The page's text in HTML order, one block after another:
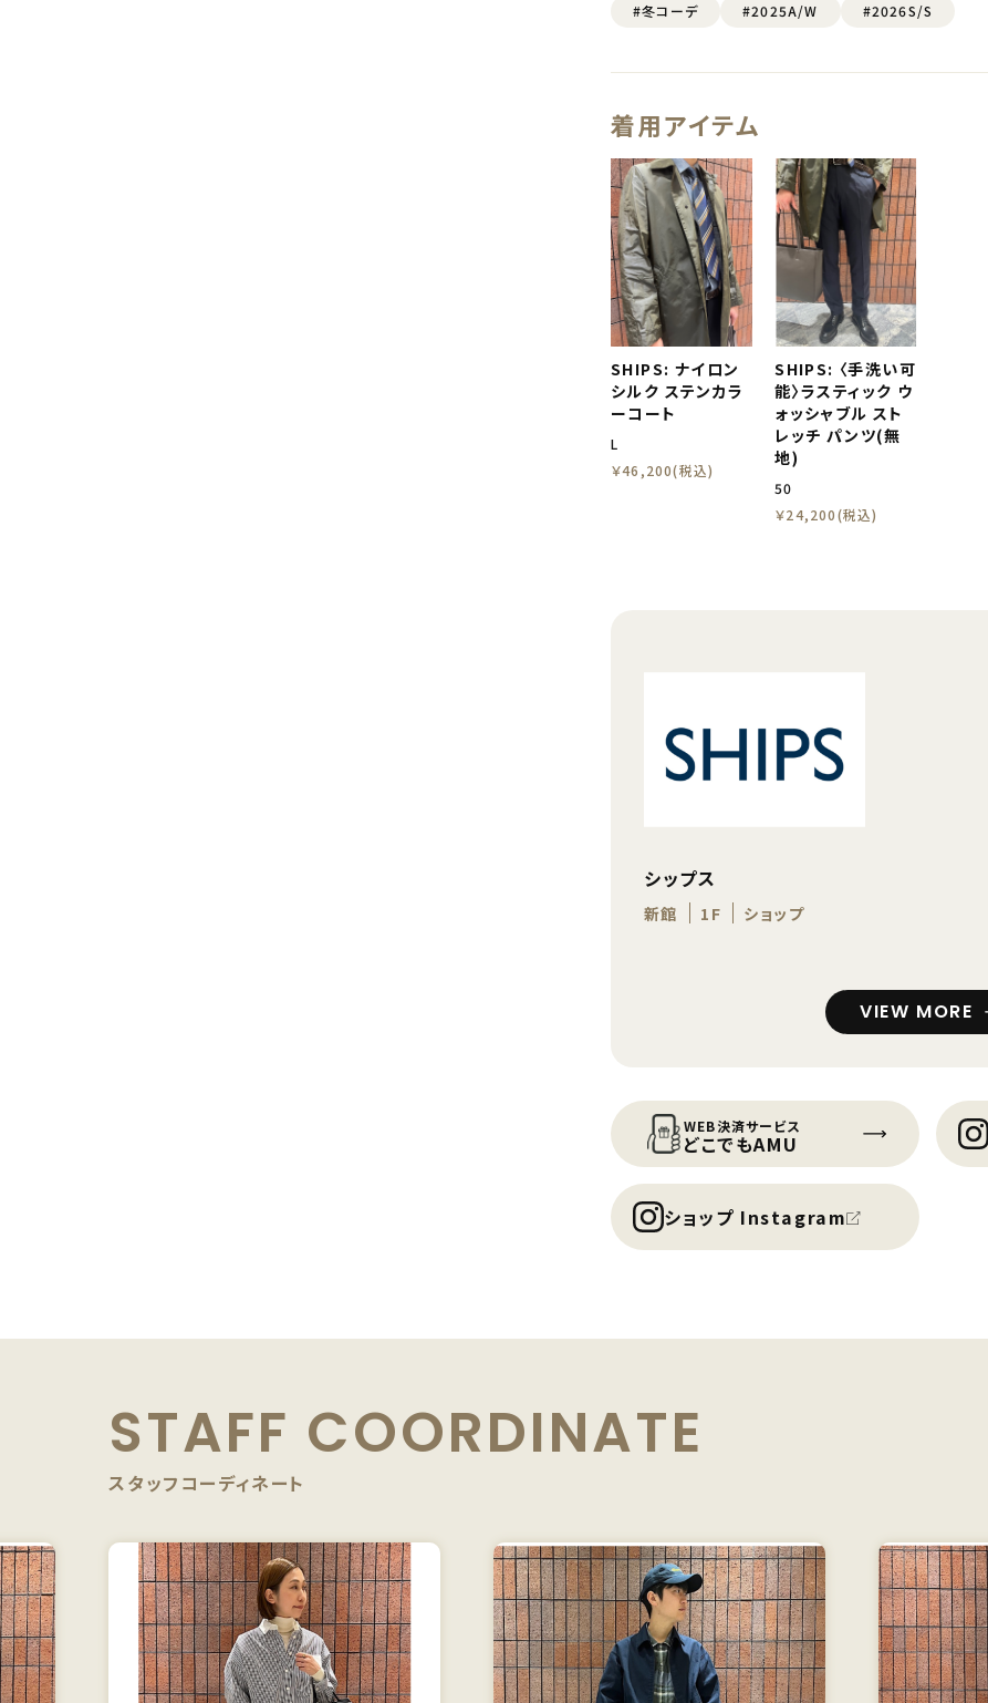
#冬コーデ #2025A/W #2026S/S
着用アイテム
SHIPS: ナイロン
シルク ステンカラ
ーコート
L
￥46,200(税込)
SHIPS: 〈手洗い可
能〉ラスティック ウ
ォッシャブル スト
レッチ パンツ(無
地)
50
￥24,200(税込)
シップス
新館 1F ショップ
VIEW MORE
WEB決済サービス
どこでもAMU
ショップ Instagram
STAFF COORDINATE
スタッフコーディネート